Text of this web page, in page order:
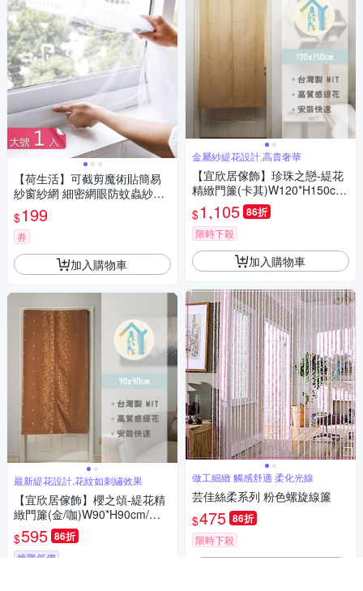
【荷生活】可截剪魔術貼簡易
紗窗紗網 細密網眼防蚊蟲紗窗
貼-大號1入組
$199
券
加入購物車
最新緹花設計,花紋如刺繡效果
【宜欣居傢飾】櫻之頌-緹花精
緻門簾(金/咖)W90*H90cm/隔
間簾/風水簾/台灣製
$595 86折
挑戰低價
金屬紗緹花設計,高貴奢華
【宜欣居傢飾】珍珠之戀-緹花
精緻門簾(卡其)W120*H150cm/
風水簾/台灣製MIT
$1,105 86折
限時下殺
加入購物車
做工細緻 觸感舒適 柔化光線
芸佳絲柔系列 粉色螺旋線簾
$475 86折
限時下殺